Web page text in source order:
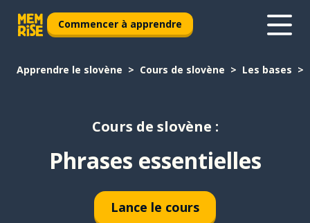
Commencer à apprendre
Apprendre le slovène Cours de slovène Les bases
Cours de slovène :
Phrases essentielles
Lance le cours